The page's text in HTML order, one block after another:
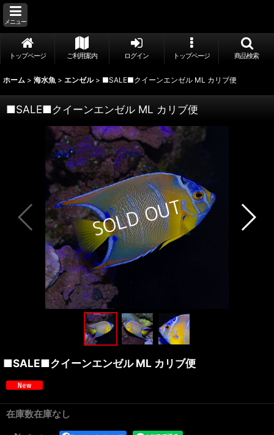
メニュー
トップページ ご利用案内 ログイン トップページ 商品検索
ホーム > 海水魚 > エンゼル > ■SALE■クイーンエンゼル ML カリブ便
■SALE■クイーンエンゼル ML カリブ便
■SALE■クイーンエンゼル ML カリブ便
在庫数在庫なし